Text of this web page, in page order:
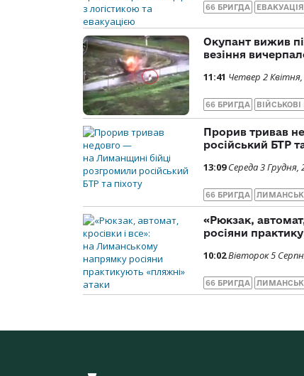
66 БРИГДА ЕВАКУАЦІЯ
Окупант вижив
везіння
11:41 Четвер 2
66 БРИГДА
Прорив тривав
російський БТР
13:09 Середа 3 Грудня,
66 БРИГДА
«Рюкзак,
росіяни
10:02Вівторок 5
66 БРИГДА